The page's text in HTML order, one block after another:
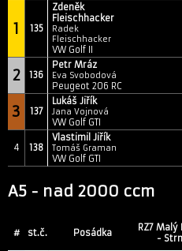
1 135
Zdeněk
Fleischhacker
Radek
Fleischhacker
VW Golf II
2 136
Petr Mráz
Eva Svobodová
Peugeot 206 RC
3 137
Lukáš Jiřík
Jana Vojnová
VW Golf GTI
4 138
Vlastimil Jiřík
Tomáš Graman
VW Golf GTI
A5 - nad 2000 ccm
# st.č. Posádka
RZ7
-